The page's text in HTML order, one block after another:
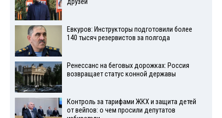
друзей
Евкуров: Инструкторы подготовили более
140 тысяч резервистов за полгода
Ренессанс на беговых дорожках: Россия
возвращает статус конной державы
Контроль за тарифами ЖКХ и защита детей
от вейпов: о чем просили депутатов